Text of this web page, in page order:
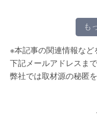
も
※本記事の関連情報な
下記メールアドレスま
弊社では取材源の秘匿